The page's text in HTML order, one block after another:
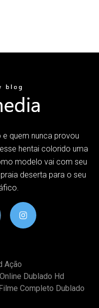
quem nunca provou
hentai colorido uma
modelo vai com seu
deserta para o seu
Ação
Dublado Hd
Completo Dublado